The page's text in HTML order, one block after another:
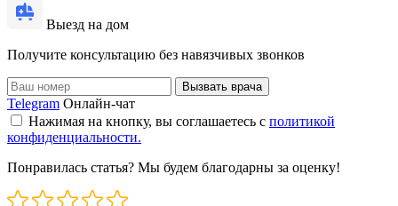
Выезд на дом
Получите консультацию без навязчивых звонков
Вызвать врача
Telegram Онлайн-чат
Нажимая на кнопку, вы соглашаетесь с политикой
конфиденциальности.
Понравилась статья? Мы будем благодарны за оценку!